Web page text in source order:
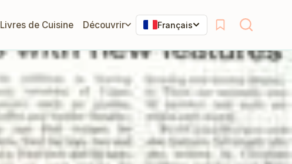
Livres de Cuisine Découvrir Français